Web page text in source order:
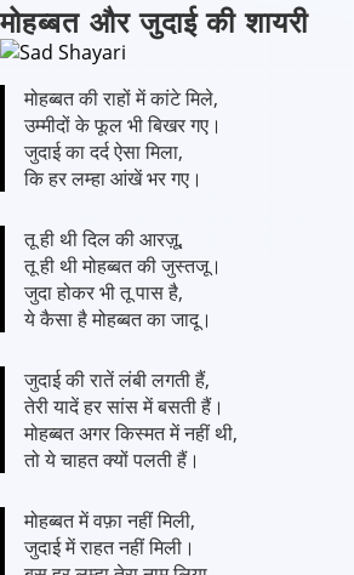
मोहब्बत और जुदाई की शायरी
मोहब्बत की राहों में कांटे मिले,
उम्मीदों के फूल भी बिखर गए।
जुदाई का दर्द ऐसा मिला,
कि हर लम्हा आंखें भर गए।
तू ही थी दिल की आरज़ू,
तू ही थी मोहब्बत की जुस्तजू।
जुदा होकर भी तू पास है,
ये कैसा है मोहब्बत का जादू।
जुदाई की रातें लंबी लगती हैं,
तेरी यादें हर सांस में बसती हैं।
मोहब्बत अगर किस्मत में नहीं थी,
तो ये चाहत क्यों पलती हैं।
मोहब्बत में वफ़ा नहीं मिली,
जुदाई में राहत नहीं मिली।